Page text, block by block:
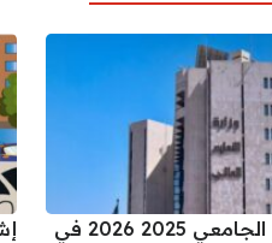
رابط مفاضلة القبول الجامعي 2025 2026 في